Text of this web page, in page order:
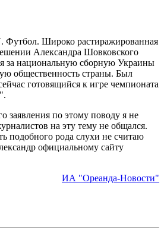
Широко растиражированная
Александра Шовковского
за национальную сборную Украины
общественность страны. Был
готовящийся к игре чемпионата
заявления по этому поводу я не
на эту тему не общался.
подобного рода слухи не считаю
официальному сайту
ИА "Ореанда-Новости"